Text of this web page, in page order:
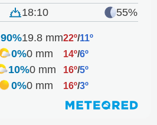
18:10 55%
90%19.8 mm22º/11º
0%0 mm 14º/6º
10%0 mm 16º/5º
0%0 mm 16º/3º